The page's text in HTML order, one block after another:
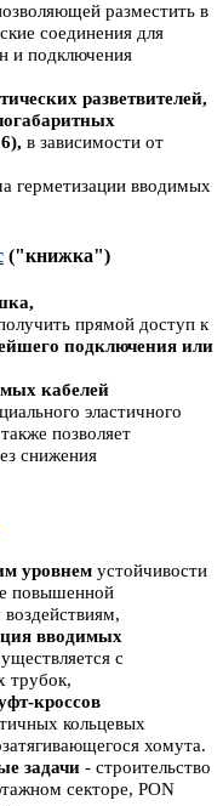
разместить в
соединения для
и подключения
разветвителей,
в зависимости от
герметизации вводимых
("книжка")
прямой доступ к
подключения или
кабелей
эластичного
позволяет
снижения
уровнем устойчивости
повышенной
вводимых
с
трубок,
кроссов
кольцевых
хомута.
задачи - строительство
секторе, PON